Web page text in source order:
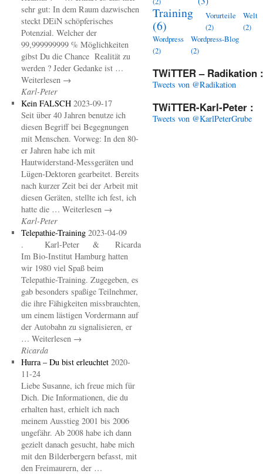
sehr gut: In dem Raum dazwischen
steckt DEiN schöpferisches
Potenzial. Welcher der
99,999999999 % Möglichkeiten
gibst Du die Chance Realität zu
werden ? Jeder Gedanke ist …
Weiterlesen →
Karl-Peter
Kein FALSCH 2023-09-17
Seit über 40 Jahren benutze ich
diesen Begriff bei Begegnungen
mit Menschen. Vorweg: In den 80-
er Jahren habe ich mit
Hautwiderstand-Messgeräten und
Lügen-Dektoren gearbeitet. Bereits
nach kurzer Zeit bei der Arbeit mit
diesen Geräten, stellte ich fest, ich
hatte die … Weiterlesen →
Karl-Peter
Telepathie-Training 2023-04-09
. Karl-Peter & Ricarda
Im Bio-Institut Hamburg hatten
wir 1980 viel Spaß beim
Telepathie-Training. Zugegeben, es
gab besonders spaßige Teilnehmer,
die ihre Fähigkeiten missbrauchten,
um einem lästigen Vordermann auf
der Autobahn zu signalisieren, er
… Weiterlesen →
Ricarda
Hurra – Du bist erleuchtet 2020-
11-24
Liebe Susanne, ich freue mich für
Dich. Die Informationen, die du
erhalten hast, erhielt ich nach
meinem Ausstieg 2001 bis 2006
ungefähr. Ab 2008 habe ich dann
gezielt danach gesucht, habe mich
mit den Bilderbergern befasst, mit
den Freimaurern, der …
Training
(6)
Vorurteile
(2)
Welt
(2)
Wordpress
(2)
Wordpress-Blog
(2)
TWiTTER – Radikation :
Tweets von @Radikation
TWiTTER-Karl-Peter :
Tweets von @KarlPeterGrube